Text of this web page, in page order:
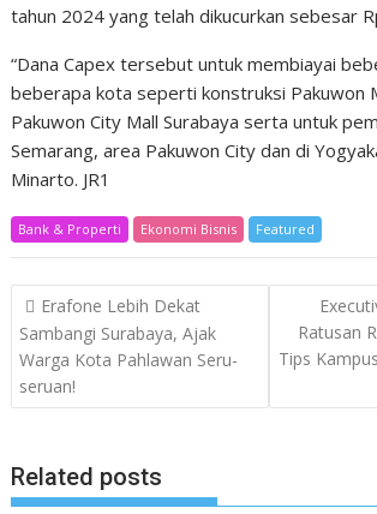
tahun 2024 yang telah dikucurkan sebesar
“Dana Capex tersebut untuk membiayai
beberapa kota seperti konstruksi Pakuwon
Pakuwon City Mall Surabaya serta untuk
Semarang, area Pakuwon City dan di
Minarto. JR1
Bank & Properti Ekonomi Bisnis Featured
Post
navigation
Erafone Lebih Dekat
Sambangi Surabaya, Ajak
Warga Kota Pahlawan Seru-
seruan!
Ratusan
Tips
Related posts